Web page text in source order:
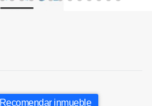
Recomendar inmueble